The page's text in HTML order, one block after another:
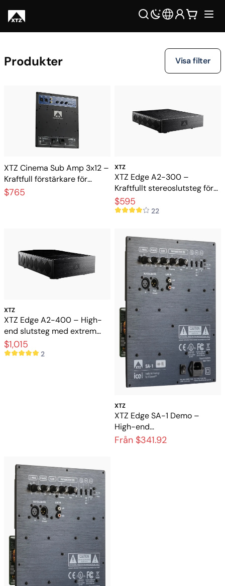
Produkter Visa filter
XTZ Cinema Sub Amp 3x12 –
Kraftfull förstärkare för
Cinema-subwoofer
$765
XTZ
XTZ Edge A2-300 –
Kraftfullt stereoslutsteg för
Hi-Fi och hemmabio
$595
22
XTZ
XTZ Edge A2-400 – High-
end slutsteg med extrem
kontroll och dynamik
$1,015
2
XTZ
XTZ Edge SA-1 Demo –
High-end
subwooferförstärkare i
Från $341.92